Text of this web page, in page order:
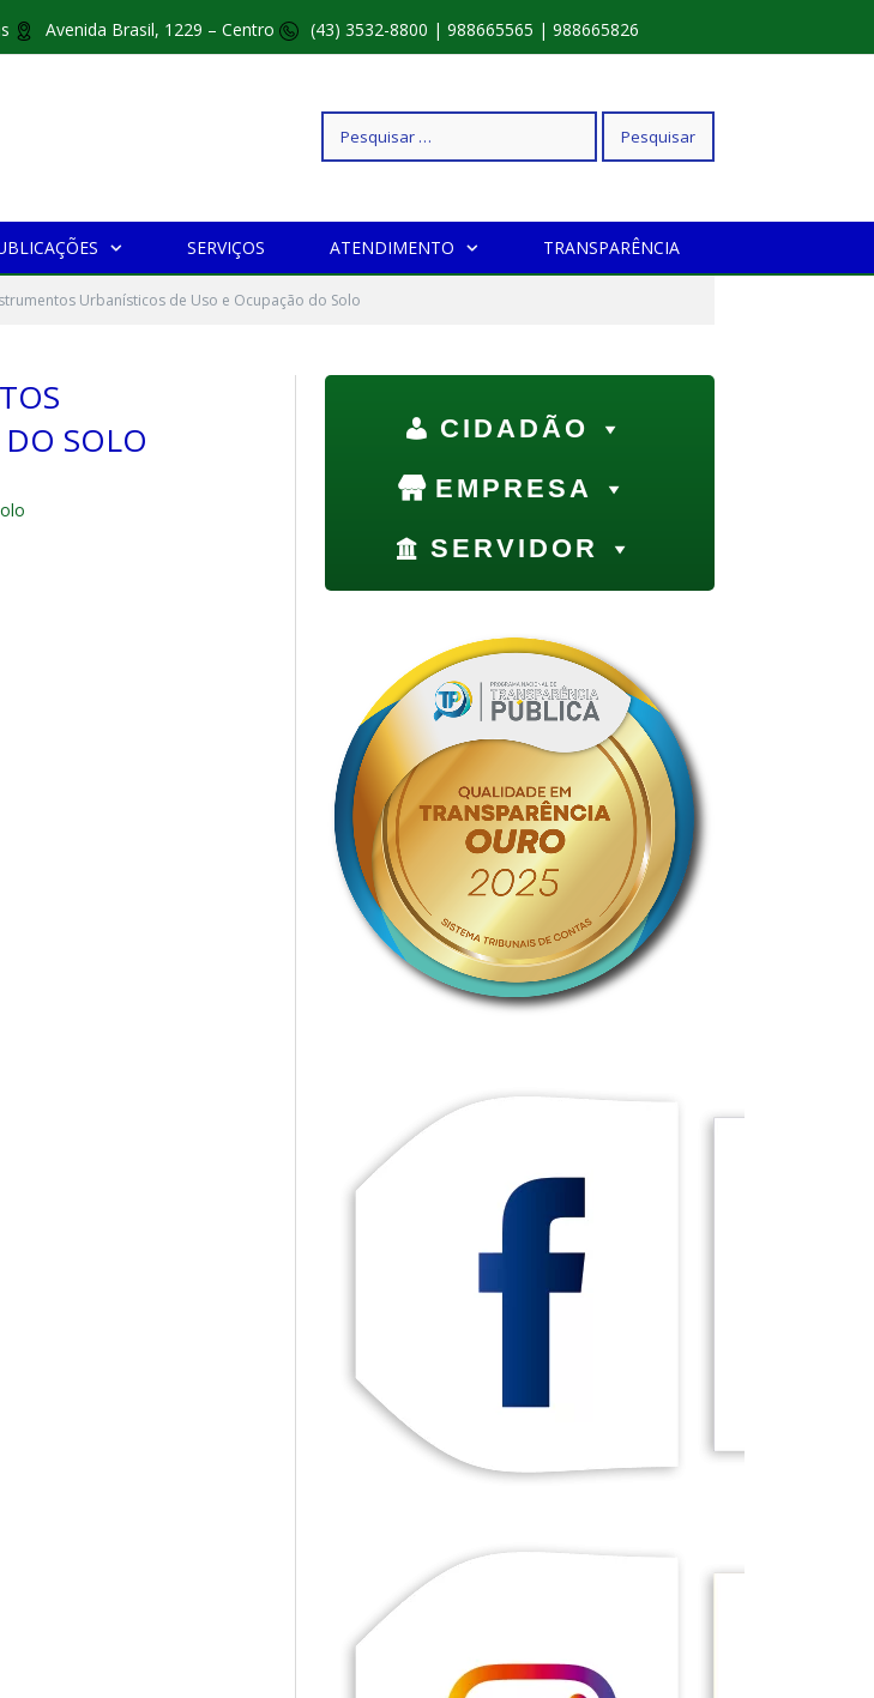
Avenida Brasil, 1229 – Centro (43) 3532-8800 | 988665565 | 988665826
Pesquisar
por:
SERVIÇOS ATENDIMENTO TRANSPARÊNCIA
Urbanísticos de Uso e Ocupação do Solo
SOLO
CIDADÃO
EMPRESA
SERVIDOR